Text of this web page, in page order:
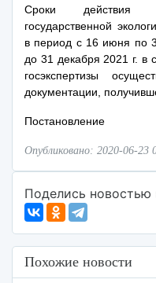
Сроки действия
государственной
в период с 16 июня по
до 31 декабря 2021 г. в
госэкспертизы
документации,
Постановление
Опубликовано: 2020-06-23
Поделись новостью
Похожие новости